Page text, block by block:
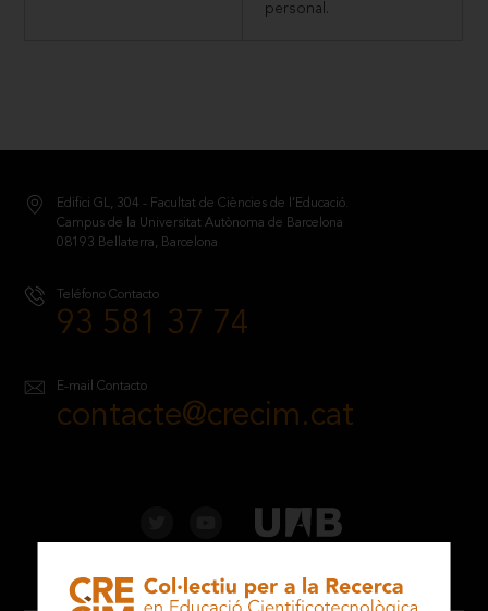
personal.
Edifici GL, 304 - Facultat de Ciències de l’Educació.
Campus de la Universitat Autònoma de Barcelona
08193 Bellaterra, Barcelona
Teléfono Contacto
93 581 37 74
E-mail Contacto
contacte@crecim.cat